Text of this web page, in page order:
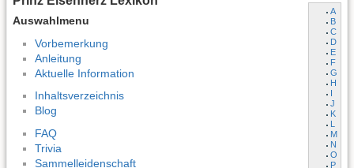
Auswahlmenu
A
B
C
D
E
F
G
H
I
J
K
L
M
N
O
P
Vorbemerkung
Anleitung
Aktuelle Information
Inhaltsverzeichnis
Blog
FAQ
Trivia
Sammelleidenschaft